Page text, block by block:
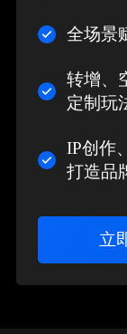
全场景
转增、
定制玩
IP创作
打造品
立